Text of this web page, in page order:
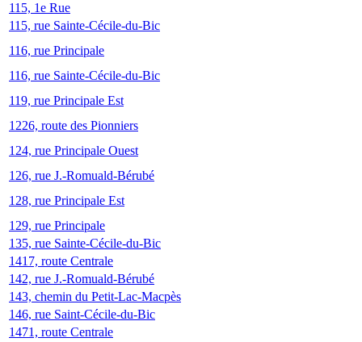
115, 1e Rue
115, rue Sainte-Cécile-du-Bic
116, rue Principale
116, rue Sainte-Cécile-du-Bic
119, rue Principale Est
1226, route des Pionniers
124, rue Principale Ouest
126, rue J.-Romuald-Bérubé
128, rue Principale Est
129, rue Principale
135, rue Sainte-Cécile-du-Bic
1417, route Centrale
142, rue J.-Romuald-Bérubé
143, chemin du Petit-Lac-Macpès
146, rue Saint-Cécile-du-Bic
1471, route Centrale